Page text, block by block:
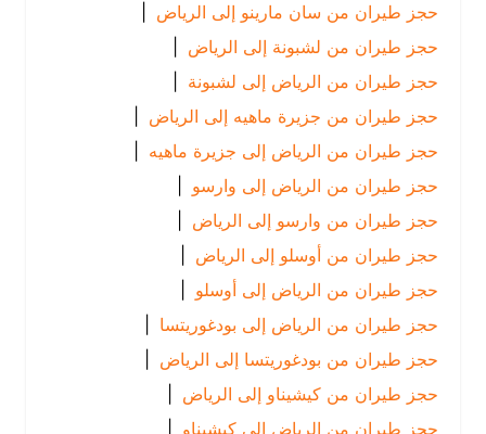
حجز طيران من سان مارينو إلى الرياض
|
حجز طيران من لشبونة إلى الرياض
|
حجز طيران من الرياض إلى لشبونة |
حجز طيران من جزيرة ماهيه إلى الرياض
|
حجز طيران من الرياض إلى جزيرة ماهيه |
حجز طيران من الرياض إلى وارسو
|
حجز طيران من وارسو إلى الرياض
|
حجز طيران من أوسلو إلى الرياض
|
حجز طيران من الرياض إلى أوسلو
|
حجز طيران من الرياض إلى بودغوريتسا
|
حجز طيران من بودغوريتسا إلى الرياض
|
حجز طيران من كيشيناو إلى الرياض
|
حجز طيران من الرياض إلى كيشيناو |